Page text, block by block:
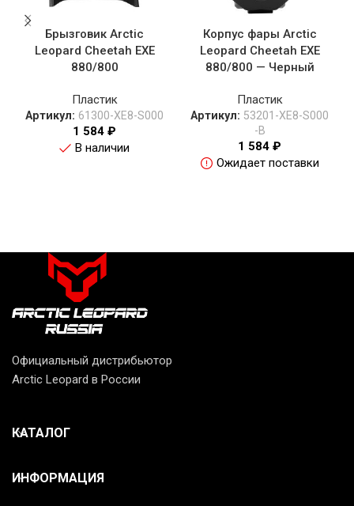
Брызговик Arctic
Leopard Cheetah EXE
880/800
Пластик
Артикул: 61300-XE8-S000
1 584 ₽
В наличии
Корпус фары Arctic
Leopard Cheetah EXE
880/800 — Черный
Пластик
Артикул: 53201-XE8-S000
-B
1 584 ₽
Ожидает поставки
Официальный дистрибьютор
Arctic Leopard в России
КАТАЛОГ
ИНФОРМАЦИЯ